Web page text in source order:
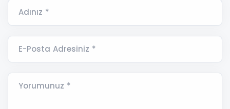
Adınız *
E-Posta Adresiniz *
Yorumunuz *